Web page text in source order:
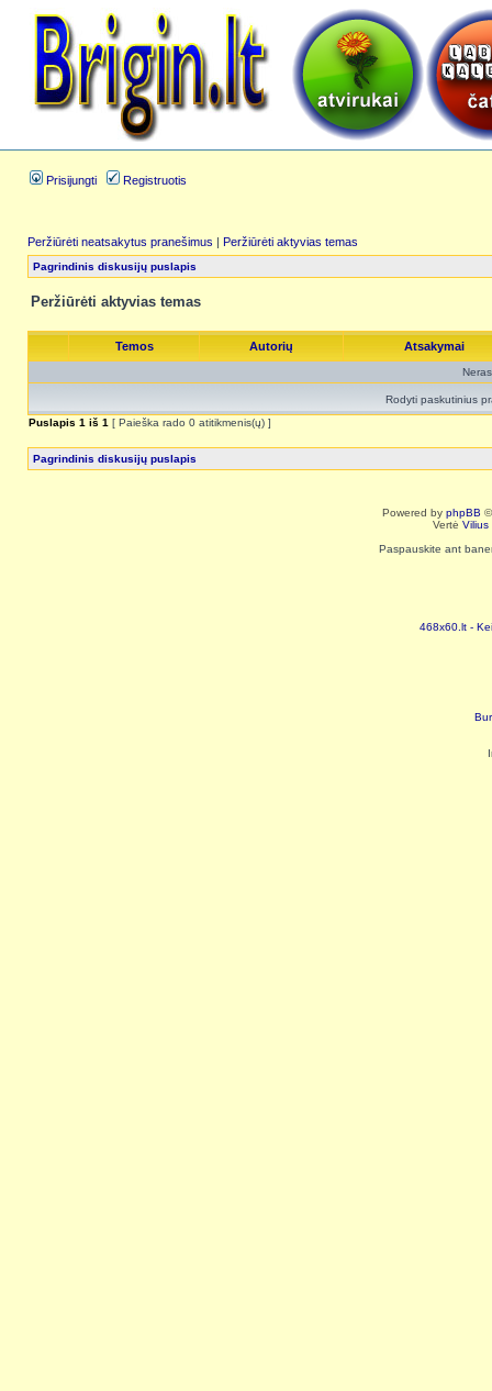
Prisijungti Registruotis
Peržiūrėti neatsakytus pranešimus | Peržiūrėti aktyvias temas
Pagrindinis diskusijų puslapis
Peržiūrėti aktyvias temas
Temos Autorių Atsakymai
Rodyti paskutinius
Puslapis 1 iš 1 [ Paieška rado 0 atitikmenis(ų) ]
Pagrindinis diskusijų puslapis
Powered by phpBB
Vertė Vilius
Paspauskite ant
468x60.lt -